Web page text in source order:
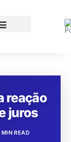
reação
juros
MIN READ